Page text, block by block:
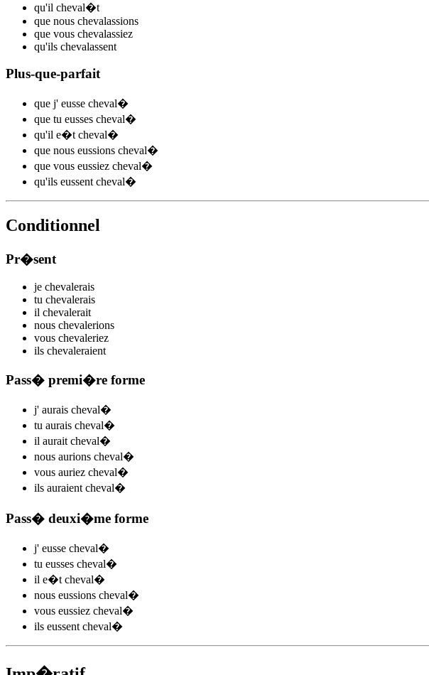
qu'il cheval�t
que nous chevalassions
que vous chevalassiez
qu'ils chevalassent
Plus-que-parfait
que j' eusse cheval�
que tu eusses cheval�
qu'il e�t cheval�
que nous eussions cheval�
que vous eussiez cheval�
qu'ils eussent cheval�
Conditionnel
Pr�sent
je chevalerais
tu chevalerais
il chevalerait
nous chevalerions
vous chevaleriez
ils chevaleraient
Pass� premi�re forme
j' aurais cheval�
tu aurais cheval�
il aurait cheval�
nous aurions cheval�
vous auriez cheval�
ils auraient cheval�
Pass� deuxi�me forme
j' eusse cheval�
tu eusses cheval�
il e�t cheval�
nous eussions cheval�
vous eussiez cheval�
ils eussent cheval�